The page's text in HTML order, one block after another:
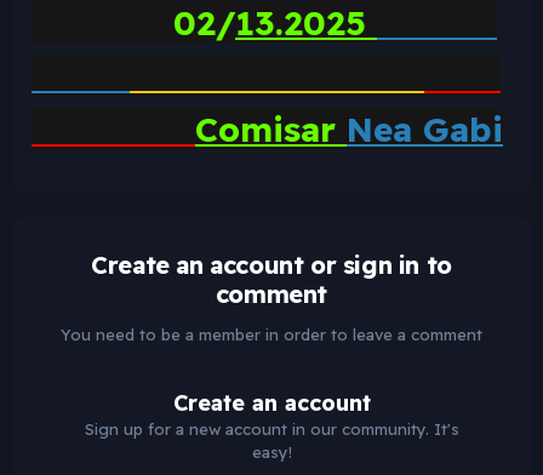
02/13.2025
Comisar Nea Gabi
Create an account or sign in to
comment
You need to be a member in order to leave a comment
Create an account
Sign up for a new account in our community. It's
easy!